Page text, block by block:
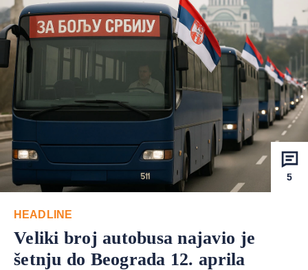
5
HEADLINE
Veliki broj autobusa najavio je
šetnju do Beograda 12. aprila